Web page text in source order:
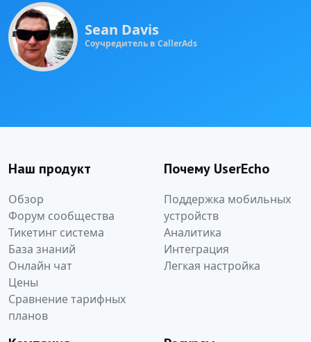
Sean Davis
Соучредитель в CallerAds
Наш продукт
Обзор
Форум сообщества
Тикетинг система
База знаний
Онлайн чат
Цены
Сравнение тарифных
планов
Почему UserEcho
Поддержка мобильных
устройств
Аналитика
Интеграция
Легкая настройка